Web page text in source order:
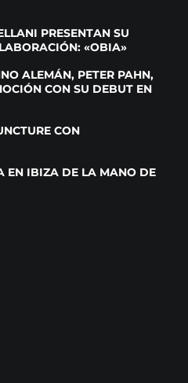
PRESENTAN SU
«OBIA»
ALEMÁN, PETER PAHN,
CON SU DEBUT EN
CON
EN IBIZA DE LA MANO DE